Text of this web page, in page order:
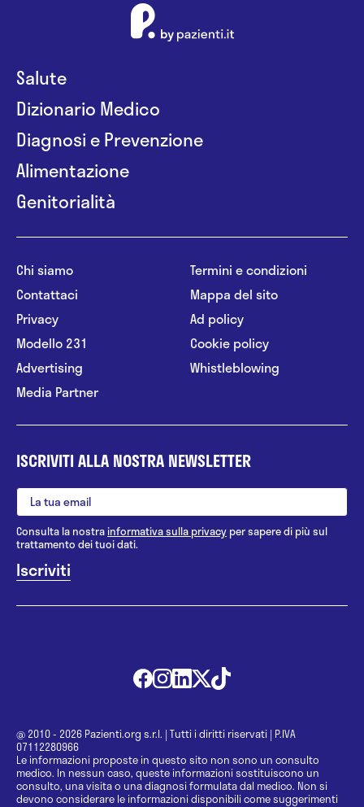
Salute
Dizionario Medico
Diagnosi e Prevenzione
Alimentazione
Genitorialità
Chi siamo
Contattaci
Privacy
Modello 231
Advertising
Media Partner
Termini e condizioni
Mappa del sito
Ad policy
Cookie policy
Whistleblowing
ISCRIVITI ALLA NOSTRA NEWSLETTER
Consulta la nostrainformativa sulla privacy per sapere di più sul
trattamento dei tuoi dati.
@ 2010 - 2026 Pazienti.org s.r.l. | Tutti i diritti riservati | P.IVA
07112280966
Le informazioni proposte in questo sito non sono un consulto
medico. In nessun caso, queste informazioni sostituiscono un
consulto, una visita o una diagnosi formulata dal medico. Non si
devono considerare le informazioni disponibili come suggerimenti